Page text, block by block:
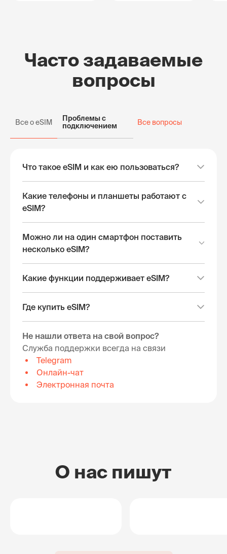
Часто задаваемые
вопросы
Все о eSIM
Проблемы с
подключением
Все вопросы
Что такое eSIM и как ею пользоваться?
Какие телефоны и планшеты работают с
eSIM?
Можно ли на один смартфон поставить
несколько eSIM?
Какие функции поддерживает eSIM?
Где купить eSIM?
Не нашли ответа на свой вопрос?
Служба поддержки всегда на связи
Telegram
Онлайн-чат
Электронная почта
О нас пишут